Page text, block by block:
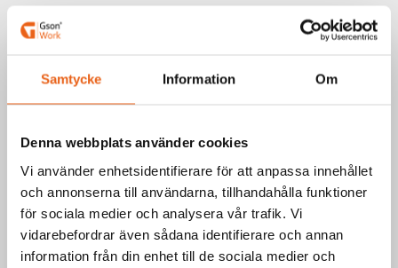
Samtycke Information Om
Denna webbplats använder cookies
Vi använder enhetsidentifierare för att anpassa innehållet
och annonserna till användarna, tillhandahålla funktioner
för sociala medier och analysera vår trafik. Vi
vidarebefordrar även sådana identifierare och annan
information från din enhet till de sociala medier och
RELATERADE PRODUKTER
Aerosoler / Smörjoljor